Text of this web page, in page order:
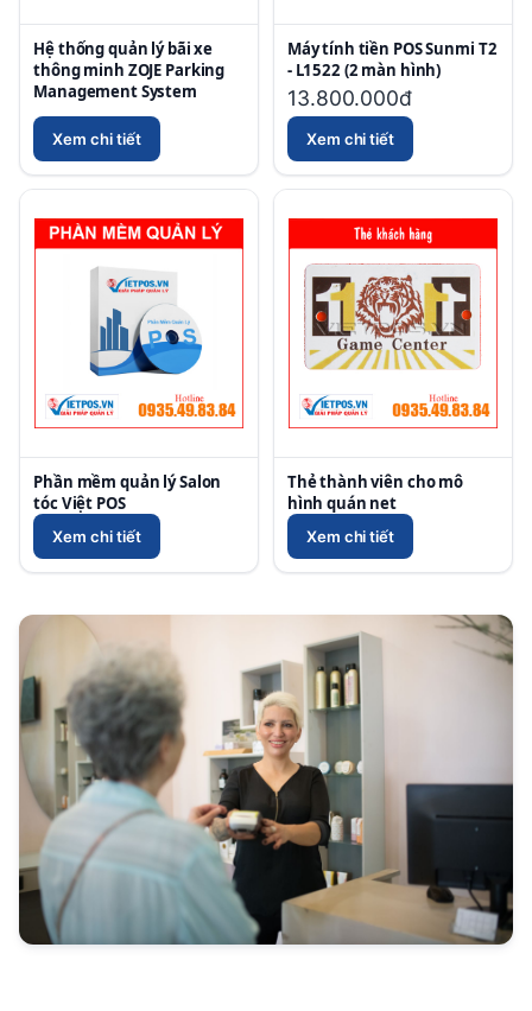
Hệ thống quản lý bãi xe
thông minh ZOJE Parking
Management System
Xem chi tiết
Máy tính tiền POS Sunmi T2
- L1522 (2 màn hình)
13.800.000đ
Xem chi tiết
Phần mềm quản lý Salon
tóc Việt POS
Xem chi tiết
Thẻ thành viên cho mô
hình quán net
Xem chi tiết